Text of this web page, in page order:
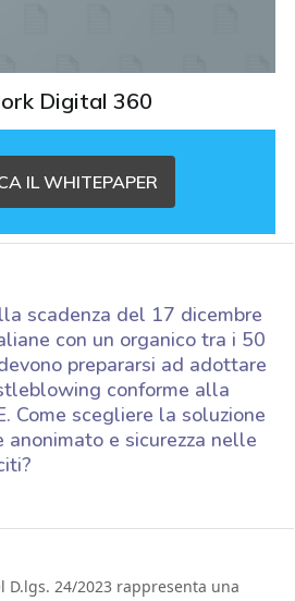
Digital 360
IL WHITEPAPER
scadenza del 17 dicembre
con un organico tra i 50
prepararsi ad adottare
conforme alla
Come scegliere la soluzione
e sicurezza nelle
D.lgs. 24/2023 rappresenta una